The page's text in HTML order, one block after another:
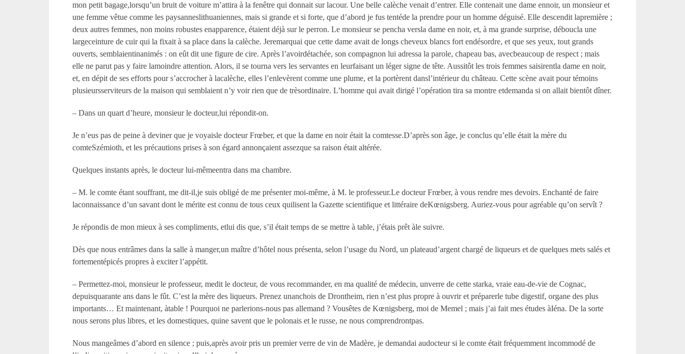
mon petit bagage,lorsqu’un bruit de voiture m’attira à la fenêtre qui donnait sur lacour. Une belle calèche venait d’entrer. Elle contenait une dame ennoir, un monsieur et
une femme vêtue comme les paysanneslithuaniennes, mais si grande et si forte, que d’abord je fus tentéde la prendre pour un homme déguisé. Elle descendit lapremière ;
deux autres femmes, non moins robustes enapparence, étaient déjà sur le perron. Le monsieur se pencha versla dame en noir, et, à ma grande surprise, déboucla une
largeceinture de cuir qui la fixait à sa place dans la calèche. Jeremarquai que cette dame avait de longs cheveux blancs fort endésordre, et que ses yeux, tout grands
ouverts, semblaientinanimés : on eût dit une figure de cire. Après l’avoirdétachée, son compagnon lui adressa la parole, chapeau bas, avecbeaucoup de respect ; mais
elle ne parut pas y faire lamoindre attention. Alors, il se tourna vers les servantes en leurfaisant un léger signe de tête. Aussitôt les trois femmes saisirentla dame en noir,
et, en dépit de ses efforts pour s’accrocher à lacalèche, elles l’enlevèrent comme une plume, et la portèrent dansl’intérieur du château. Cette scène avait pour témoins
plusieursserviteurs de la maison qui semblaient n’y voir rien que de trèsordinaire. L’homme qui avait dirigé l’opération tira sa montre etdemanda si on allait bientôt dîner.
– Dans un quart d’heure, monsieur le docteur,lui répondit-on.
Je n’eus pas de peine à deviner que je voyaisle docteur Frœber, et que la dame en noir était la comtesse.D’après son âge, je conclus qu’elle était la mère du
comteSzémioth, et les précautions prises à son égard annonçaient assezque sa raison était altérée.
Quelques instants après, le docteur lui-mêmeentra dans ma chambre.
– M. le comte étant souffrant, me dit-il,je suis obligé de me présenter moi-même, à M. le professeur.Le docteur Frœber, à vous rendre mes devoirs. Enchanté de faire
laconnaissance d’un savant dont le mérite est connu de tous ceux quilisent la Gazette scientifique et littéraire deKœnigsberg. Auriez-vous pour agréable qu’on servît ?
Je répondis de mon mieux à ses compliments, etlui dis que, s’il était temps de se mettre à table, j’étais prêt àle suivre.
Dès que nous entrâmes dans la salle à manger,un maître d’hôtel nous présenta, selon l’usage du Nord, un plateaud’argent chargé de liqueurs et de quelques mets salés et
fortementépicés propres à exciter l’appétit.
– Permettez-moi, monsieur le professeur, medit le docteur, de vous recommander, en ma qualité de médecin, unverre de cette starka, vraie eau-de-vie de Cognac,
depuisquarante ans dans le fût. C’est la mère des liqueurs. Prenez unanchois de Drontheim, rien n’est plus propre à ouvrir et préparerle tube digestif, organe des plus
importants… Et maintenant, àtable ! Pourquoi ne parlerions-nous pas allemand ? Vousêtes de Kœnigsberg, moi de Memel ; mais j’ai fait mes études àIéna. De la sorte
nous serons plus libres, et les domestiques, quine savent que le polonais et le russe, ne nous comprendrontpas.
Nous mangeâmes d’abord en silence ; puis,après avoir pris un premier verre de vin de Madère, je demandai audocteur si le comte était fréquemment incommodé de